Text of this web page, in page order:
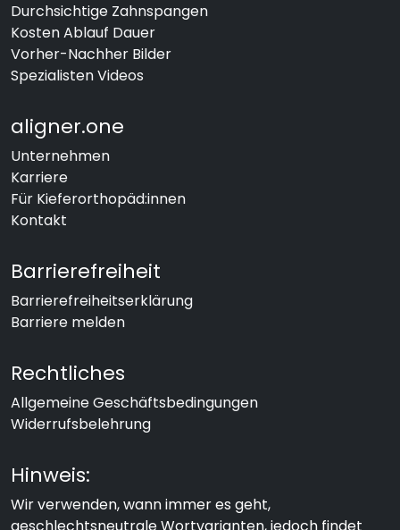
Durchsichtige Zahnspangen
Kosten Ablauf Dauer
Vorher-Nachher Bilder
Spezialisten Videos
aligner.one
Unternehmen
Karriere
Für Kieferorthopäd:innen
Kontakt
Barrierefreiheit
Barrierefreiheitserklärung
Barriere melden
Rechtliches
Allgemeine Geschäftsbedingungen
Widerrufsbelehrung
Hinweis:
Wir verwenden, wann immer es geht,